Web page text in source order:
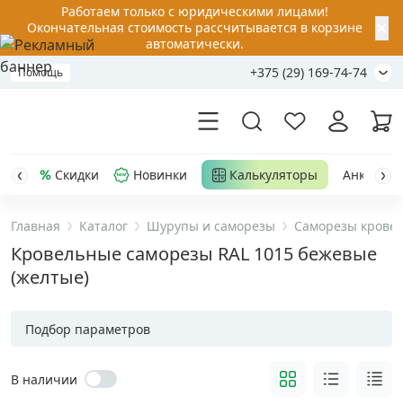
Работаем только с юридическими лицами!
Окончательная стоимость рассчитывается в корзине
автоматически.
Помощь +375 (29) 169-74-74
Акции
Распродажа
Уценка
Анкерная техника
Скидки Новинки Калькуляторы Анкер-
Главная Каталог Шурупы и саморезы Саморезы
Кровельные саморезы RAL 1015 бежевые
(желтые)
Подбор параметров
В наличии